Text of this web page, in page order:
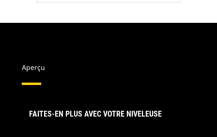
Aperçu
FAITES-EN PLUS AVEC VOTRE NIVELEUSE